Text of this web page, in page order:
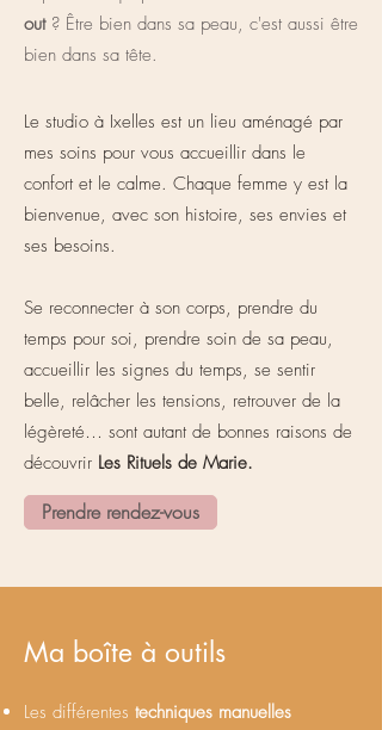
out? Être bien dans sa peau, c'est aussi être
bien dans sa tête.
Le studio à Ixelles est un lieu aménagé par
mes soins pour vous accueillir dans le
confort et le calme. Chaque femme y est la
bienvenue, avec son histoire, ses envies et
ses besoins.
Se reconnecter à son corps, prendre du
temps pour soi, prendre soin de sa peau,
accueillir les signes du temps, se sentir
belle, relâcher les tensions, retrouver de la
légèreté… sont autant de bonnes raisons de
découvrir Les Rituels de Marie.
Prendre rendez-vous
Ma boîte à outils
Les différentes techniques manuelles